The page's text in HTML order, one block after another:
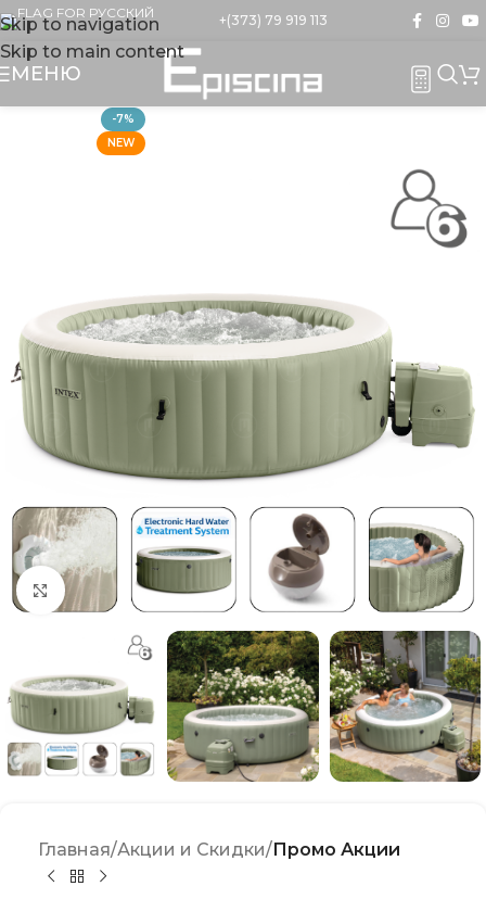
Skip to navigation
Skip to main content
+(373) 79 919 113
МЕНЮ
-7%
NEW
Click to enlarge
Главная Акции и Скидки Промо Акции